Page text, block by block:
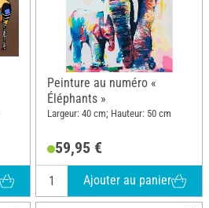
Peinture au numéro «
Éléphants »
Largeur: 40 cm; Hauteur: 50 cm
59,95 €
Ajouter au panier